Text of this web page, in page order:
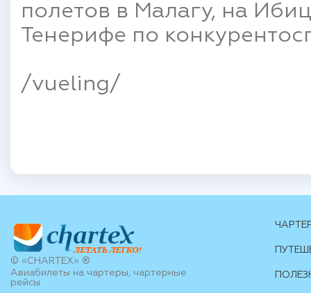
полетов в Малагу, на
Тенерифе по
/vueling/
© «CHARTEX» ®
Авиабилеты на чартеры, чартерные
рейсы